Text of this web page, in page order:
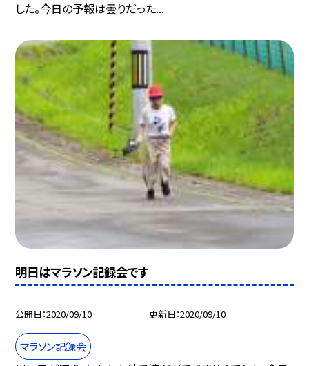
した。今日の予報は曇りだった...
明日はマラソン記録会です
公開日 2020/09/10 更新日 2020/09/10
マラソン記録会